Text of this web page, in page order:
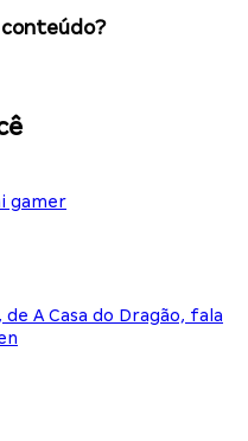
gamer
A Casa do Dragão, fala